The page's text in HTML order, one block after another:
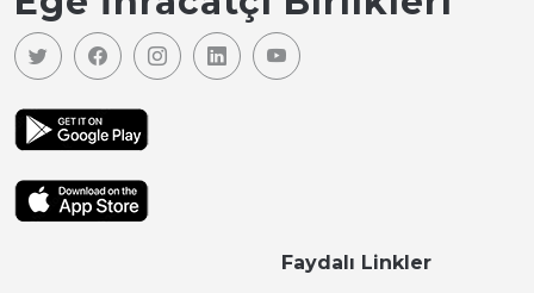
Faydalı Linkler